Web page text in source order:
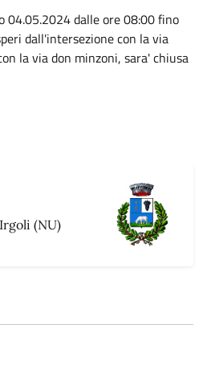
04.05.2024 dalle ore 08:00 fino
dall'intersezione con la via
la via don minzoni, sara' chiusa
(NU)